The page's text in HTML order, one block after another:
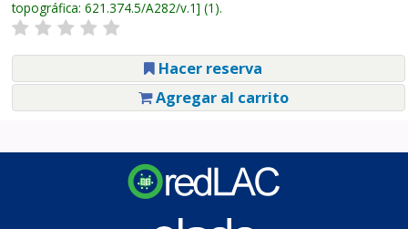
topográfica: 621.374.5/A282/v.1 (1).
Hacer reserva
Agregar al carrito